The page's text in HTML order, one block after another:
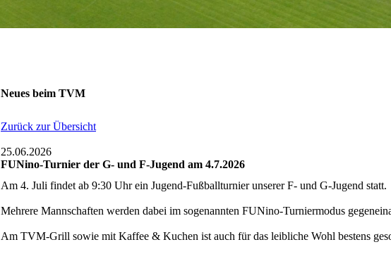
Neues beim TVM
Zurück zur Übersicht
25.06.2026
FUNino-Turnier der G- und F-Jugend am 4.7.2026
Am 4. Juli findet ab 9:30 Uhr ein Jugend-Fußballturnier unserer F- und G-Jugend statt.
Mehrere Mannschaften werden dabei im sogenannten FUNino-Turniermodus
Am TVM-Grill sowie mit Kaffee & Kuchen ist auch für das leibliche Wohl bestens